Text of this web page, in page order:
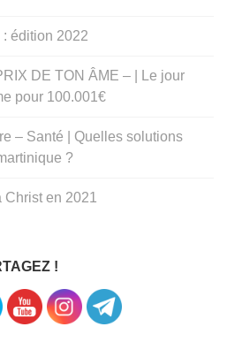
édition 2022
DE TON ÂME – | Le jour
pour 100.001€
– Santé | Quelles solutions
?
Christ en 2021
!